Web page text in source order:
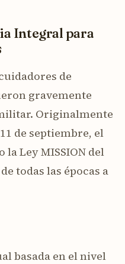
Integral para
de
gravemente
Originalmente
de septiembre, el
Ley MISSION del
todas las épocas a
basada en el nivel